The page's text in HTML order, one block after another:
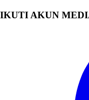
IKUTI AKUN